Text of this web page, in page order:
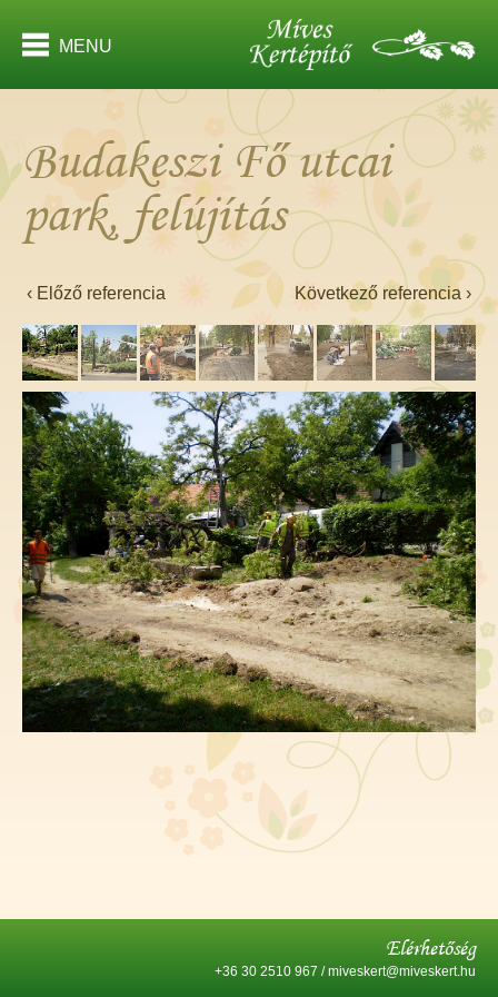
MENU
Budakeszi Fő utcai
park, felújítás
‹ Előző referencia Következő referencia ›
Elérhetőség
+36 30 2510 967 / miveskert@miveskert.hu